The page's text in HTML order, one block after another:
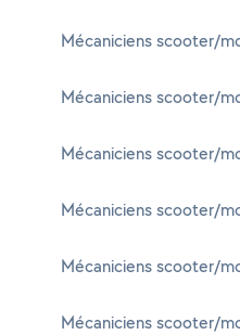
Mécaniciens scooter/
Mécaniciens scooter/
Mécaniciens scooter/
Mécaniciens scooter/
Mécaniciens scooter/
Mécaniciens scooter/